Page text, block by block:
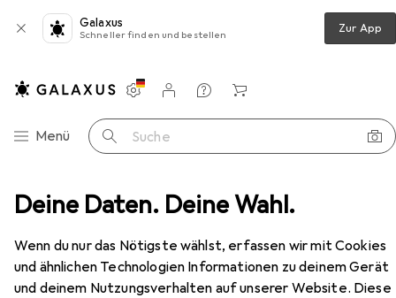
Deine Daten. Deine Wahl.
Wenn du nur das Nötigste wählst, erfassen wir mit Cookies
und ähnlichen Technologien Informationen zu deinem Gerät
und deinem Nutzungsverhalten auf unserer Website. Diese
Galaxus
Schneller finden und bestellen Zur App
Navigation nach Kategorien
Menü Suche
Einstellungen
Kundenkonto
Vergleichslisten
Merklisten
Warenkorb
Arbeitszimmer Bürostuhl Topstar Alustar Basic
EUR
209,–
Topstar Alustar Basic
42 - 55 cm